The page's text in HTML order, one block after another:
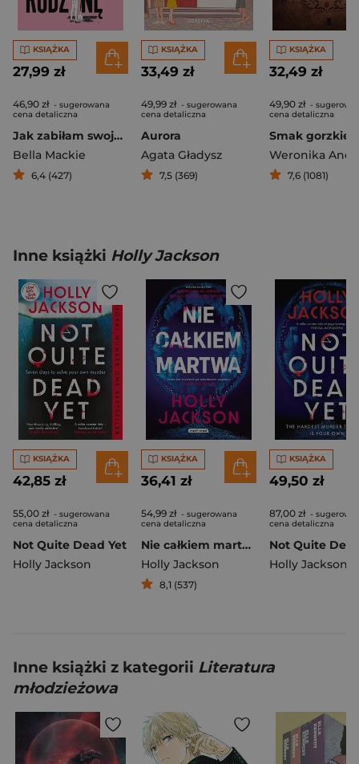
KSIĄŻKA
27,99 zł
46,90 zł - sugerowana
cena detaliczna
Jak zabiłam swoją rodzinę
Bella Mackie
6,4 (427)
KSIĄŻKA
33,49 zł
49,99 zł - sugerowana
cena detaliczna
Aurora
Agata Gładysz
7,5 (369)
KSIĄŻKA
32,49 zł
49,90 zł -
cena detaliczna
7,6 (1081)
Inne książki Holly Jackson
KSIĄŻKA
42,85 zł
55,00 zł - sugerowana
cena detaliczna
Not Quite Dead Yet
Holly Jackson
KSIĄŻKA
36,41 zł
54,99 zł - sugerowana
cena detaliczna
Nie całkiem martwa
Holly Jackson
8,1 (537)
KSIĄŻKA
49,50 zł
87,00 zł -
cena detaliczna
Holly Jackson
Inne książki z kategorii Literatura
młodzieżowa